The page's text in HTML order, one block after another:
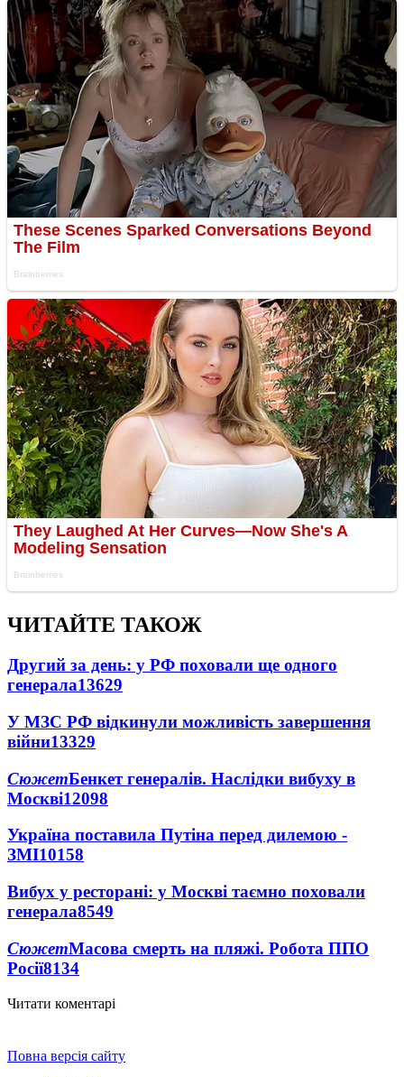
ЧИТАЙТЕ ТАКОЖ
Другий за день: у РФ поховали ще одного
генерала13629
У МЗС РФ відкинули можливість завершення
війни13329
СюжетБенкет генералів. Наслідки вибуху в
Москві12098
Україна поставила Путіна перед дилемою -
ЗМІ10158
Вибух у ресторані: у Москві таємно поховали
генерала8549
СюжетМасова смерть на пляжі. Робота ППО
Росії8134
Читати коментарі
Повна версія сайту